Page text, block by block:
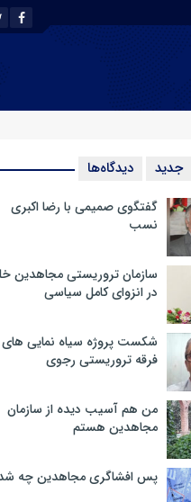
جدید دیدگاه‌ها
گفتگوی صمیمی با رضا اکبری
نسب
سازمان تروریستی مجاهدین
در انزوای کامل سیاسی
شکست پروژه سیاه نمایی های
فرقه تروریستی رجوی
من هم آسیب دیده از سازمان
مجاهدین هستم
پس افشاگری مجاهدین چه